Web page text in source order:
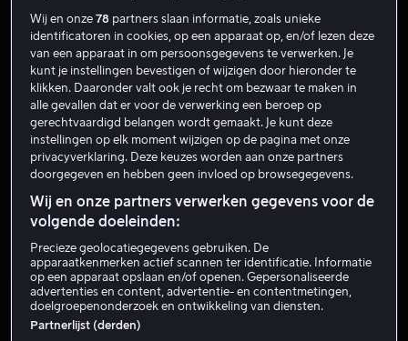
Takehiro Hira
Acteur
Wij en onze78 partners slaan informatie, zoals unieke
identificatoren in cookies, op een apparaat op, en/of lezen deze
van een apparaat in om persoonsgegevens te verwerken. Je
kunt je instellingen bevestigen of wijzigen door hieronder te
klikken. Daaronder valt ook je recht om bezwaar te maken in
alle gevallen dat er voor de verwerking een beroep op
gerechtvaardigd belangen wordt gemaakt. Je kunt deze
instellingen op elk moment wijzigen op de pagina met onze
privacyverklaring. Deze keuzes worden aan onze partners
doorgegeven en hebben geen invloed op browsegegevens.
Wij en onze partners verwerken gegevens voor de
volgende doeleinden:
Precieze geolocatiegegevens gebruiken. De
apparaatkenmerken actief scannen ter identificatie. Informatie
op een apparaat opslaan en/of openen. Gepersonaliseerde
advertenties en content, advertentie- en contentmetingen,
doelgroepenonderzoek en ontwikkeling van diensten.
Partnerlijst (derden)